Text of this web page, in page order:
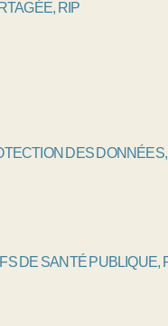
RIP
DES
DE SANTÉ PUBLIQUE,